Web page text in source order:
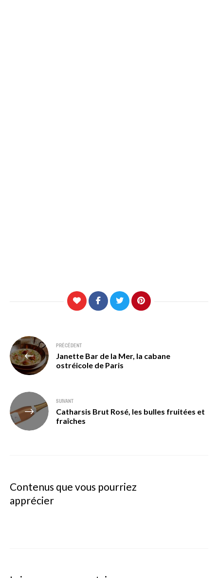
Navigation
de
l’article
PRÉCÉDENT
Janette Bar de la Mer, la cabane
ostréicole de Paris
SUIVANT
Catharsis Brut Rosé, les bulles fruitées et
fraîches
Contenus que vous pourriez
apprécier